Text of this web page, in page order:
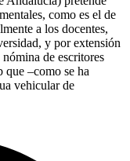
como es el de
a los docentes,
y por extensión
de escritores
que –como se ha
vehicular de